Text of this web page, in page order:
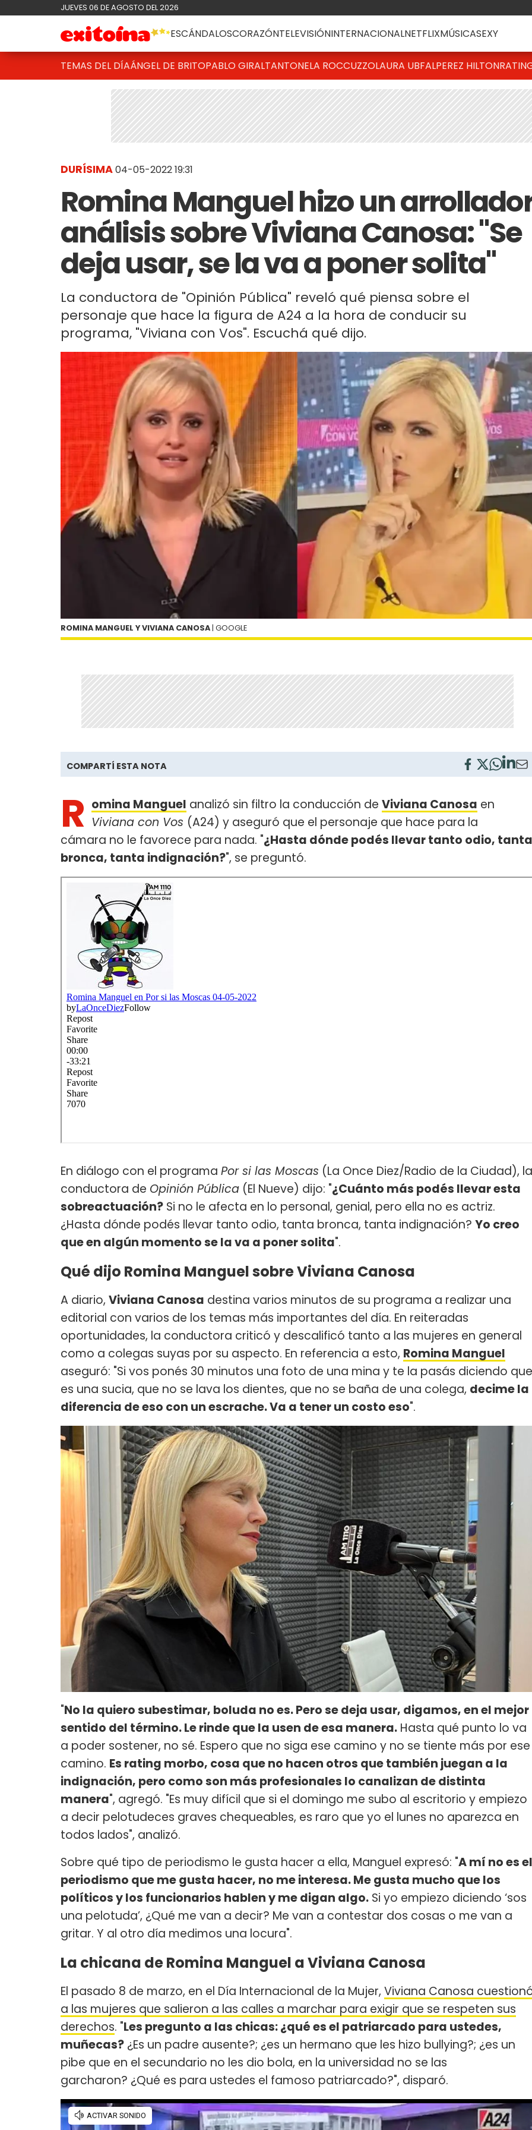
JUEVES 06 DE AGOSTO DEL 2026
ESCÁNDALOSCORAZÓNTELEVISIÓNINTERNACIONALNETFLIXMÚSICASEXY
TEMAS DEL DÍAÁNGEL DE BRITOPABLO GIRALTANTONELA ROCCUZZOLAURA UBFALPEREZ HILTON
DURÍSIMA04-05-2022 19:31
Romina Manguel hizo un
análisis sobre Viviana Canosa: "Se
deja usar, se la va a poner solita"
La conductora de "Opinión Pública" reveló qué piensa sobre el
personaje que hace la figura de A24 a la hora de conducir su
programa, "Viviana con Vos". Escuchá qué dijo.
ROMINA MANGUEL Y VIVIANA CANOSA | GOOGLE
COMPARTÍ ESTA NOTA
R omina Manguel analizó sin filtro la conducción de Viviana Canosa en
Viviana con Vos (A24) y aseguró que el personaje que hace para la
cámara no le favorece para nada. "¿Hasta dónde podés llevar tanto odio, tanta
bronca, tanta indignación?", se preguntó.
En diálogo con el programa Por si las Moscas (La Once Diez/Radio de la Ciudad), la
conductora de Opinión Pública (El Nueve) dijo: "¿Cuánto más podés llevar esta
sobreactuación? Si no le afecta en lo personal, genial, pero ella no es actriz.
¿Hasta dónde podés llevar tanto odio, tanta bronca, tanta indignación? Yo creo
que en algún momento se la va a poner solita".
Qué dijo Romina Manguel sobre Viviana Canosa
A diario, Viviana Canosa destina varios minutos de su programa a realizar una
editorial con varios de los temas más importantes del día. En reiteradas
oportunidades, la conductora criticó y descalificó tanto a las mujeres en general
como a colegas suyas por su aspecto. En referencia a esto, Romina Manguel
aseguró: "Si vos ponés 30 minutos una foto de una mina y te la pasás diciendo que
es una sucia, que no se lava los dientes, que no se baña de una colega, decime la
diferencia de eso con un escrache. Va a tener un costo eso".
"No la quiero subestimar, boluda no es. Pero se deja usar, digamos, en el mejor
sentido del término. Le rinde que la usen de esa manera. Hasta qué punto lo va
a poder sostener, no sé. Espero que no siga ese camino y no se tiente más por ese
camino. Es rating morbo, cosa que no hacen otros que también juegan a la
indignación, pero como son más profesionales lo canalizan de distinta
manera", agregó. "Es muy difícil que si el domingo me subo al escritorio y empiezo
a decir pelotudeces graves chequeables, es raro que yo el lunes no aparezca en
todos lados", analizó.
Sobre qué tipo de periodismo le gusta hacer a ella, Manguel expresó: "A mí no es el
periodismo que me gusta hacer, no me interesa. Me gusta mucho que los
políticos y los funcionarios hablen y me digan algo. Si yo empiezo diciendo ‘sos
una pelotuda’, ¿Qué me van a decir? Me van a contestar dos cosas o me van a
gritar. Y al otro día medimos una locura".
La chicana de Romina Manguel a Viviana Canosa
El pasado 8 de marzo, en el Día Internacional de la Mujer, Viviana Canosa
a las mujeres que salieron a las calles a marchar para exigir que se respeten sus
derechos. "Les pregunto a las chicas: ¿qué es el patriarcado para ustedes,
muñecas? ¿Es un padre ausente?; ¿es un hermano que les hizo bullying?; ¿es un
pibe que en el secundario no les dio bola, en la universidad no se las
garcharon? ¿Qué es para ustedes el famoso patriarcado?", disparó.